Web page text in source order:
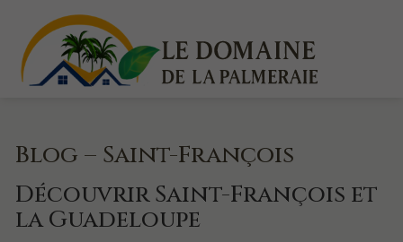
Blog – Saint-François
Découvrir Saint-François et
la Guadeloupe